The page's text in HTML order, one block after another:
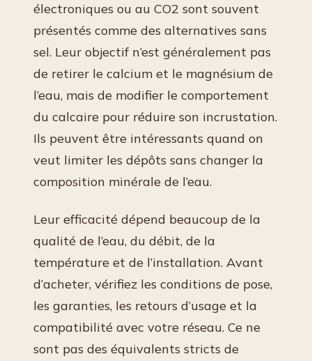
électroniques ou au CO2 sont souvent
présentés comme des alternatives sans
sel. Leur objectif n’est généralement pas
de retirer le calcium et le magnésium de
l’eau, mais de modifier le comportement
du calcaire pour réduire son incrustation.
Ils peuvent être intéressants quand on
veut limiter les dépôts sans changer la
composition minérale de l’eau.
Leur efficacité dépend beaucoup de la
qualité de l’eau, du débit, de la
température et de l’installation. Avant
d’acheter, vérifiez les conditions de pose,
les garanties, les retours d’usage et la
compatibilité avec votre réseau. Ce ne
sont pas des équivalents stricts de